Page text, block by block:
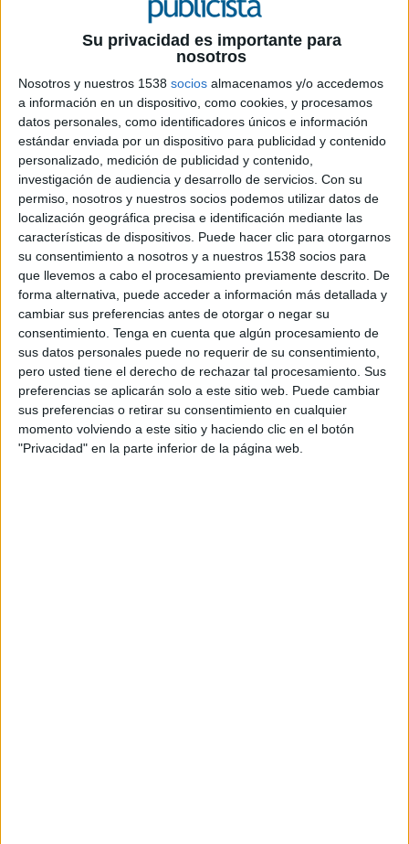
Su privacidad es importante para
nosotros
Nosotros y nuestros 1538 socios almacenamos y/o accedemos
a información en un dispositivo, como cookies, y procesamos
datos personales, como identificadores únicos e información
estándar enviada por un dispositivo para publicidad y contenido
personalizado, medición de publicidad y contenido,
investigación de audiencia y desarrollo de servicios. Con su
permiso, nosotros y nuestros socios podemos utilizar datos de
localización geográfica precisa e identificación mediante las
características de dispositivos. Puede hacer clic para otorgarnos
su consentimiento a nosotros y a nuestros 1538 socios para
que llevemos a cabo el procesamiento previamente descrito. De
forma alternativa, puede acceder a información más detallada y
cambiar sus preferencias antes de otorgar o negar su
consentimiento. Tenga en cuenta que algún procesamiento de
sus datos personales puede no requerir de su consentimiento,
pero usted tiene el derecho de rechazar tal procesamiento. Sus
preferencias se aplicarán solo a este sitio web. Puede cambiar
sus preferencias o retirar su consentimiento en cualquier
momento volviendo a este sitio y haciendo clic en el botón
"Privacidad" en la parte inferior de la página web.
26 DE MAYO DE 2026
FICHA TÉCNICA
Anunciante: Universidad Internacional de
Valencia
Contacto del cliente: Teresa Giner, Zulema
Muñoz, Sabrina Mariscal
Producto: Campaña de Marca
Agencia creativa: Rosebud
Director estrategia: Santi Sánchez